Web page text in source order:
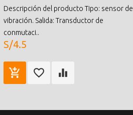
Descripción del producto Tipo: sensor de
vibración. Salida: Transductor de
conmutaci..
S/4.5